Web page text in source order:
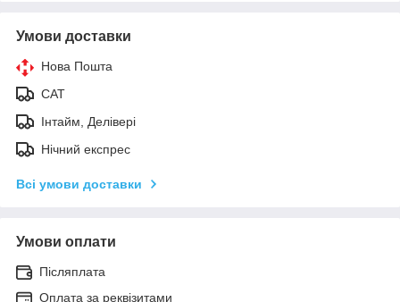
Умови доставки
Нова Пошта
САТ
Інтайм, Делівері
Нічний експрес
Всі умови доставки
Умови оплати
Післяплата
Оплата за реквізитами